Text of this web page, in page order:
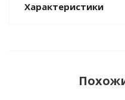
Характеристики